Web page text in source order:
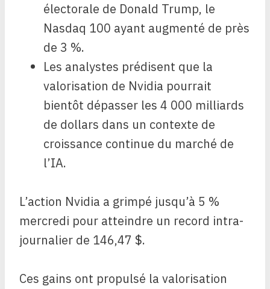
électorale de Donald Trump, le
Nasdaq 100 ayant augmenté de près
de 3 %.
Les analystes prédisent que la
valorisation de Nvidia pourrait
bientôt dépasser les 4 000 milliards
de dollars dans un contexte de
croissance continue du marché de
l’IA.
L’action Nvidia a grimpé jusqu’à 5 %
mercredi pour atteindre un record intra-
journalier de 146,47 $.
Ces gains ont propulsé la valorisation